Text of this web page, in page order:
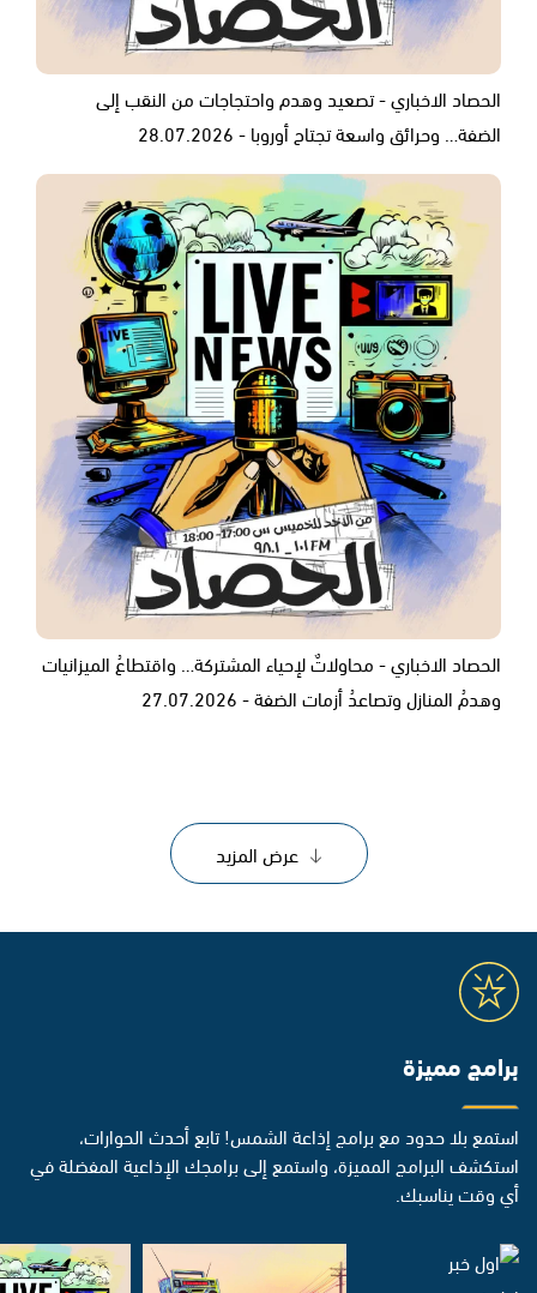
الحصاد الاخباري - تصعيد وهدم واحتجاجات من النقب إلى
الضفة… وحرائق واسعة تجتاح أوروبا - 28.07.2026
الحصاد الاخباري - محاولاتٌ لإحياء المشتركة… واقتطاعُ الميزانيات
وهدمُ المنازل وتصاعدُ أزمات الضفة - 27.07.2026
عرض المزيد
برامج مميزة
استمع بلا حدود مع برامج إذاعة الشمس! تابع أحدث الحوارات،
استكشف البرامج المميزة، واستمع إلى برامجك الإذاعية المفضلة في
أي وقت يناسبك.